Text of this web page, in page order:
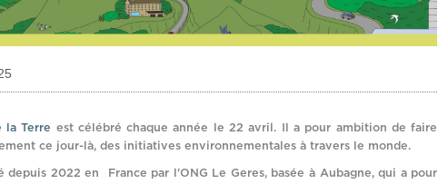
la Terre est célébré chaque année le 22 avril. Il a pour ambition de faire
ce jour-là, des initiatives environnementales à travers le monde.
2022 en France par l'ONG Le Geres, basée à Aubagne, qui a pour